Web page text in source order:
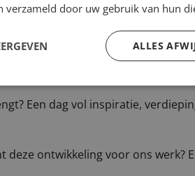
Een dag vol inspiratie,
deze ontwikkeling voor ons
verzameld door uw gebruik van hun
ALLES